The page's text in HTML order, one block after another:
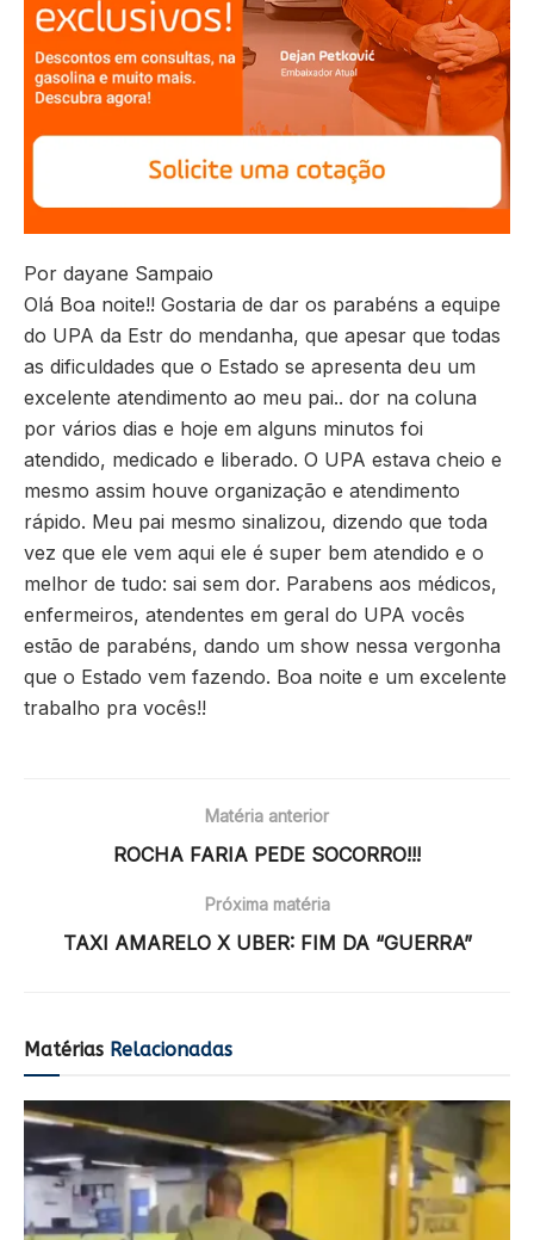
Por dayane Sampaio
Olá Boa noite!! Gostaria de dar os parabéns a equipe
do UPA da Estr do mendanha, que apesar que todas
as dificuldades que o Estado se apresenta deu um
excelente atendimento ao meu pai.. dor na coluna
por vários dias e hoje em alguns minutos foi
atendido, medicado e liberado. O UPA estava cheio e
mesmo assim houve organização e atendimento
rápido. Meu pai mesmo sinalizou, dizendo que toda
vez que ele vem aqui ele é super bem atendido e o
melhor de tudo: sai sem dor. Parabens aos médicos,
enfermeiros, atendentes em geral do UPA vocês
estão de parabéns, dando um show nessa vergonha
que o Estado vem fazendo. Boa noite e um excelente
trabalho pra vocês!!
Matéria anterior
ROCHA FARIA PEDE SOCORRO!!!
Próxima matéria
TAXI AMARELO X UBER: FIM DA “GUERRA”
Matérias Relacionadas